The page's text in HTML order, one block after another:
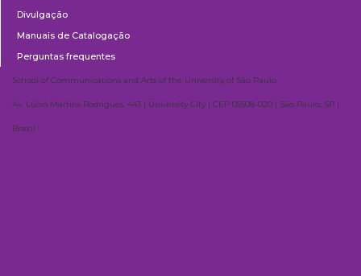
Divulgação
Manuais de Catalogação
Perguntas frequentes
School of Communications and Arts of the University of São Paulo
Av. Lúcio Martins Rodrigues, 443 | University City | CEP 05508-020 | São Paulo, SP |
Brazil